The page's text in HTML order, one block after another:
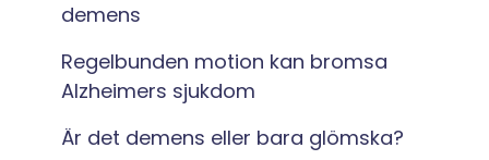
demens
Regelbunden motion kan bromsa
Alzheimers sjukdom
Är det demens eller bara glömska?